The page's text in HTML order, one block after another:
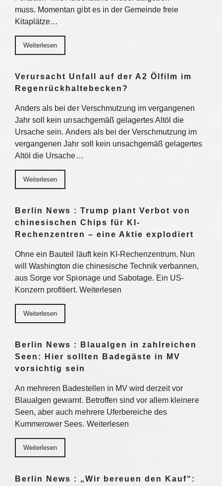
muss. Momentan gibt es in der Gemeinde freie
Kitaplätze…
Weiterlesen
Verursacht Unfall auf der A2 Ölfilm im
Regenrückhaltebecken?
Anders als bei der Verschmutzung im vergangenen
Jahr soll kein unsachgemäß gelagertes Altöl die
Ursache sein. Anders als bei der Verschmutzung im
vergangenen Jahr soll kein unsachgemäß gelagertes
Altöl die Ursache…
Weiterlesen
Berlin News : Trump plant Verbot von
chinesischen Chips für KI-
Rechenzentren – eine Aktie explodiert
Ohne ein Bauteil läuft kein KI-Rechenzentrum. Nun
will Washington die chinesische Technik verbannen,
aus Sorge vor Spionage und Sabotage. Ein US-
Konzern profitiert. Weiterlesen
Weiterlesen
Berlin News : Blaualgen in zahlreichen
Seen: Hier sollten Badegäste in MV
vorsichtig sein
An mehreren Badestellen in MV wird derzeit vor
Blaualgen gewarnt. Betroffen sind vor allem kleinere
Seen, aber auch mehrere Uferbereiche des
Kummerower Sees. Weiterlesen
Weiterlesen
Berlin News : „Wir bereuen den Kauf“: